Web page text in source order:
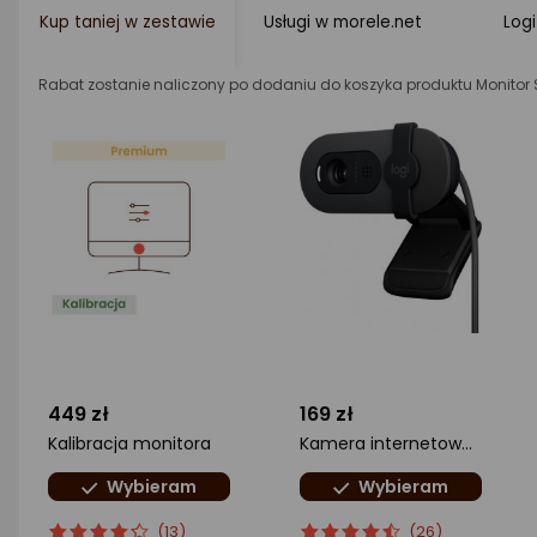
Kup taniej w zestawie Usługi w morele.net
Rabat zostanie naliczony po dodaniu do koszyka produktu Monitor
449 zł
Kalibracja monitora
Wybieram
ocena
Ocena
(13)
169 zł
Kamera internetowa Logitech Brio 100 (960-001585)
Wybieram
ocena
Ocena
(26)